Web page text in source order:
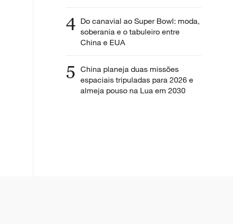
4 Do canavial ao Super Bowl: moda,
soberania e o tabuleiro entre
China e EUA
5 China planeja duas missões
espaciais tripuladas para 2026 e
almeja pouso na Lua em 2030